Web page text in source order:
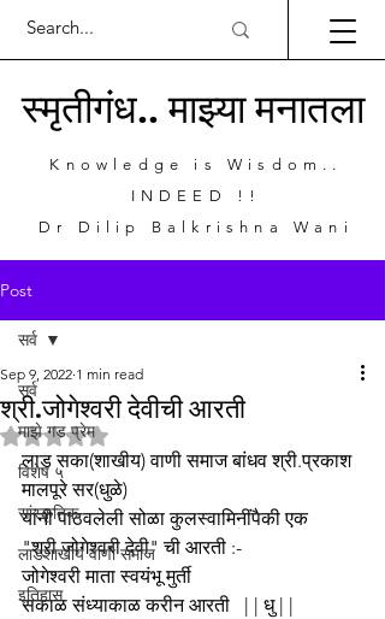
स्मृतीगंध.. माझ्या मनातला
Knowledge is Wisdom..
INDEED !!
Dr Dilip Balkrishna Wani
Post
सर्व
माझे गड प्रेम
विशेष ५
सांस्कृतिक
लाडशाखीय वाणी समाज
इतिहास
सर्व
श्री.जोगेश्वरी देवीची आरती
Sep 9, 2022 1 min read
Rated NaN out of 5 stars.
लाड सका(शाखीय) वाणी समाज बांधव श्री.प्रकाश
मालपूरे सर(धुळे)
यांनी पाठवलेली सोळा कुलस्वामिनींपैकी एक
"श्री.जोगेश्वरी देवी" ची आरती :-
जोगेश्वरी माता स्वयंभू मुर्ती
सकाळ संध्याकाळ करीन आरती   | | धु | |